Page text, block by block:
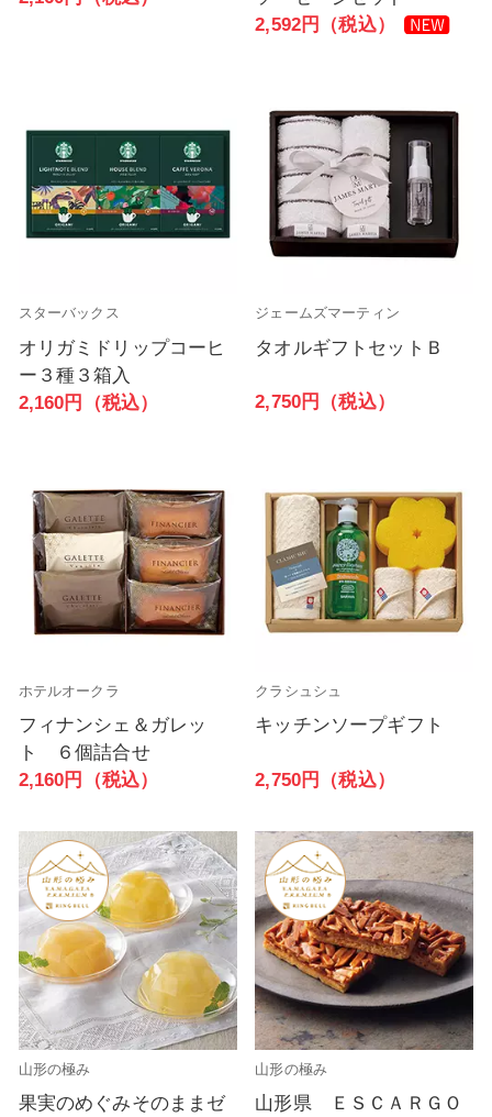
2,592円（税込）
スターバックス
オリガミドリップコーヒ
ー３種３箱入
2,160円（税込）
ジェームズマーティン
タオルギフトセットＢ
2,750円（税込）
ホテルオークラ
フィナンシェ＆ガレッ
ト ６個詰合せ
2,160円（税込）
クラシュシュ
キッチンソープギフト
2,750円（税込）
山形の極み
果実のめぐみそのままゼ
山形の極み
山形県 ＥＳＣＡＲＧＯ